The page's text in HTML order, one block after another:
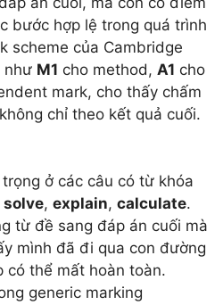
bước hợp lệ trong quá trình
scheme của Cambridge
như M1 cho method, A1 cho
mark, cho thấy chấm
chỉ theo kết quả cuối.
ở các câu có từ khóa
solve, explain, calculate.
từ đề sang đáp án cuối mà
mình đã đi qua con đường
có thể mất hoàn toàn.
generic marking